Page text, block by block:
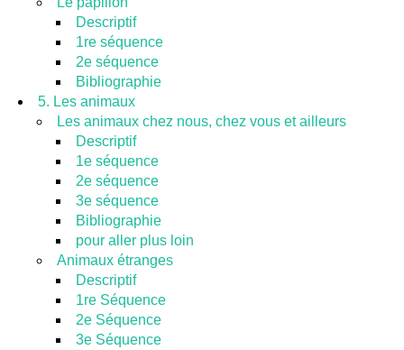
Descriptif
1re séquence
2e séquence
Bibliographie
5. Les animaux
Les animaux chez nous, chez vous et ailleurs
Descriptif
1e séquence
2e séquence
3e séquence
Bibliographie
pour aller plus loin
Animaux étranges
Descriptif
1re Séquence
2e Séquence
3e Séquence